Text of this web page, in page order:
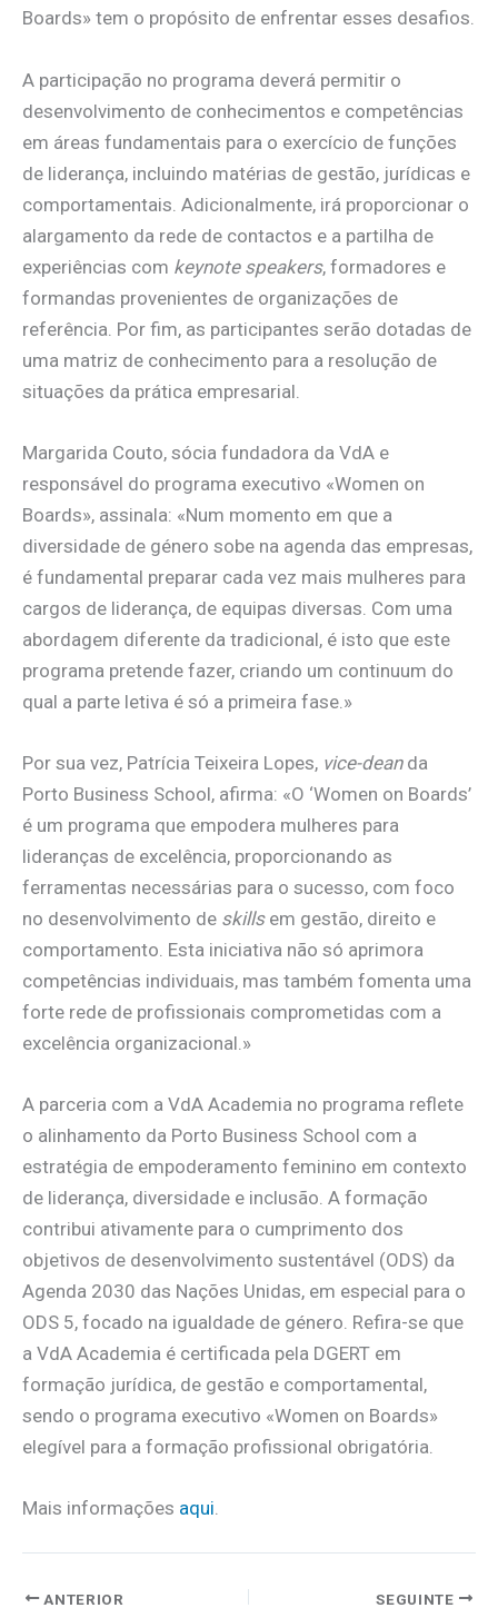
Boards» tem o propósito de enfrentar esses desafios.
A participação no programa deverá permitir o
desenvolvimento de conhecimentos e competências
em áreas fundamentais para o exercício de funções
de liderança, incluindo matérias de gestão, jurídicas e
comportamentais. Adicionalmente, irá proporcionar o
alargamento da rede de contactos e a partilha de
experiências com keynote speakers, formadores e
formandas provenientes de organizações de
referência. Por fim, as participantes serão dotadas de
uma matriz de conhecimento para a resolução de
situações da prática empresarial.
Margarida Couto, sócia fundadora da VdA e
responsável do programa executivo «Women on
Boards», assinala: «Num momento em que a
diversidade de género sobe na agenda das empresas,
é fundamental preparar cada vez mais mulheres para
cargos de liderança, de equipas diversas. Com uma
abordagem diferente da tradicional, é isto que este
programa pretende fazer, criando um continuum do
qual a parte letiva é só a primeira fase.»
Por sua vez, Patrícia Teixeira Lopes, vice-deanda
Porto Business School, afirma: «O ‘Women on Boards’
é um programa que empodera mulheres para
lideranças de excelência, proporcionando as
ferramentas necessárias para o sucesso, com foco
no desenvolvimento de skillsem gestão, direito e
comportamento. Esta iniciativa não só aprimora
competências individuais, mas também fomenta uma
forte rede de profissionais comprometidas com a
excelência organizacional.»
A parceria com a VdA Academia no programa reflete
o alinhamento da Porto Business School com a
estratégia de empoderamento feminino em contexto
de liderança, diversidade e inclusão. A formação
contribui ativamente para o cumprimento dos
objetivos de desenvolvimento sustentável (ODS) da
Agenda 2030 das Nações Unidas, em especial para o
ODS 5, focado na igualdade de género. Refira-se que
a VdA Academia é certificada pela DGERT em
formação jurídica, de gestão e comportamental,
sendo o programa executivo «Women on Boards»
elegível para a formação profissional obrigatória.
Mais informações aqui.
ANTERIOR SEGUINTE